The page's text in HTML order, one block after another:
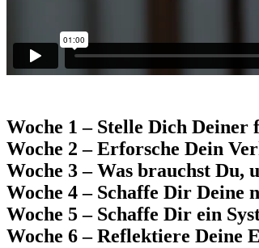
Woche 1 – Stelle Dich Deiner
Woche 2 – Erforsche Dein
Woche 3– Was brauchst Du,
Woche 4– Schaffe Dir Deine
Woche 5– Schaffe Dir ein
Woche 6– Reflektiere Deine